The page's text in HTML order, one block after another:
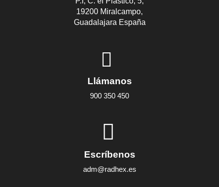
19200 Miralcampo,
Guadalajara España
Llámanos
900 350 450
Escríbenos
adm@radhex.es